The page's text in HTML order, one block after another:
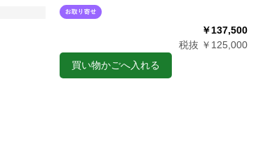
￥137,500
税抜 ￥125,000
買い物かごへ入れる